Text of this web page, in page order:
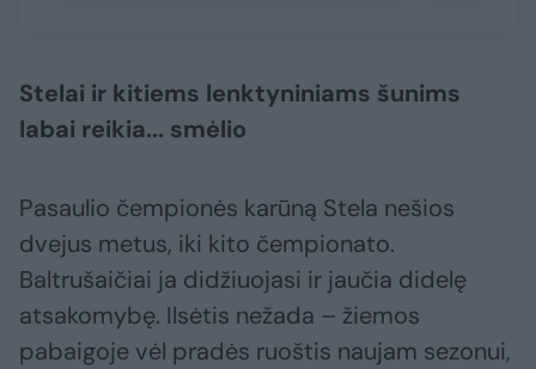
Stelai ir kitiems lenktyniniams šunims
labai reikia... smėlio
Pasaulio čempionės karūną Stela nešios
dvejus metus, iki kito čempionato.
Baltrušaičiai ja didžiuojasi ir jaučia didelę
atsakomybę. Ilsėtis nežada – žiemos
pabaigoje vėl pradės ruoštis naujam sezonui,